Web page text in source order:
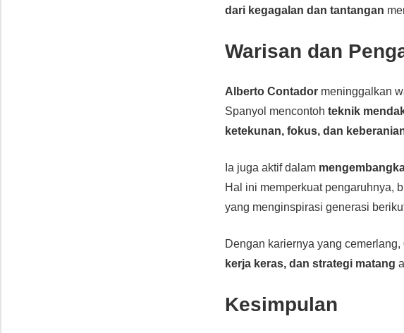
dari kegagalan dan tantangan
Warisan dan
Alberto Contador meninggalkan
Spanyol mencontohteknik
ketekunan, fokus, dan
Ia juga aktif dalam
Hal ini memperkuat pengaruhnya,
yang menginspirasi generasi
Dengan kariernya yang cemerlang,
kerja keras, dan strategi matang
Kesimpulan